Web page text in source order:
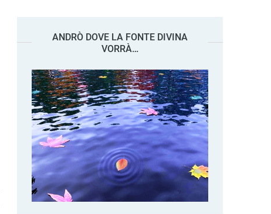
ANDRÒ DOVE LA FONTE DIVINA
VORRÀ…